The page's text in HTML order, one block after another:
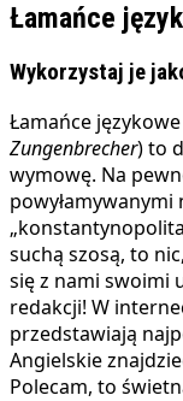
Łamańce
Wykorzystaj je
Łamańce
Zungenbrecher) to
wymowę. Na
powyłamywanymi
suchą szosą, to
się z nami swoimi
redakcji! W
przedstawiają
Angielskie
Polecam, to